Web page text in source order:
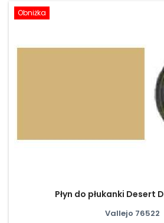
Obniżka
Płyn do płukanki Desert
Vallejo 76522